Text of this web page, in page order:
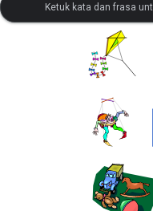
Ketuk kata dan frasa